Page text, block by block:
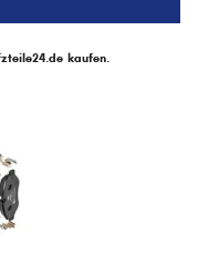
kaufen.